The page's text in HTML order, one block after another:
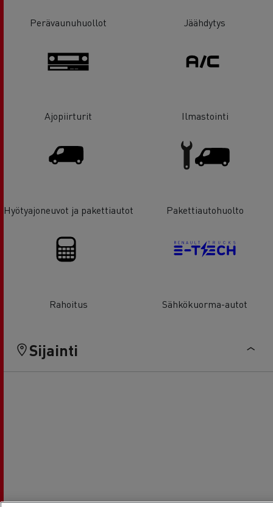
Perävaunuhuollot Jäähdytys
Ajopiirturit Ilmastointi
Hyötyajoneuvot ja pakettiautot Pakettiautohuolto
Rahoitus Sähkökuorma-autot
Sijainti